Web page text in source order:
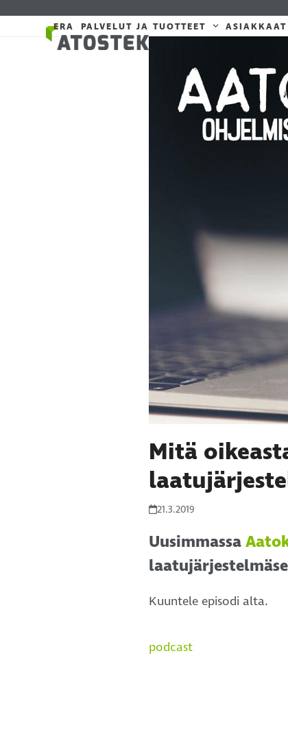
ERA PALVELUT JA TUOTTEET ASIAKKAAT
Mitä
21.3.2019
Uusimmassa
Kuuntele episodi alta.
podcast